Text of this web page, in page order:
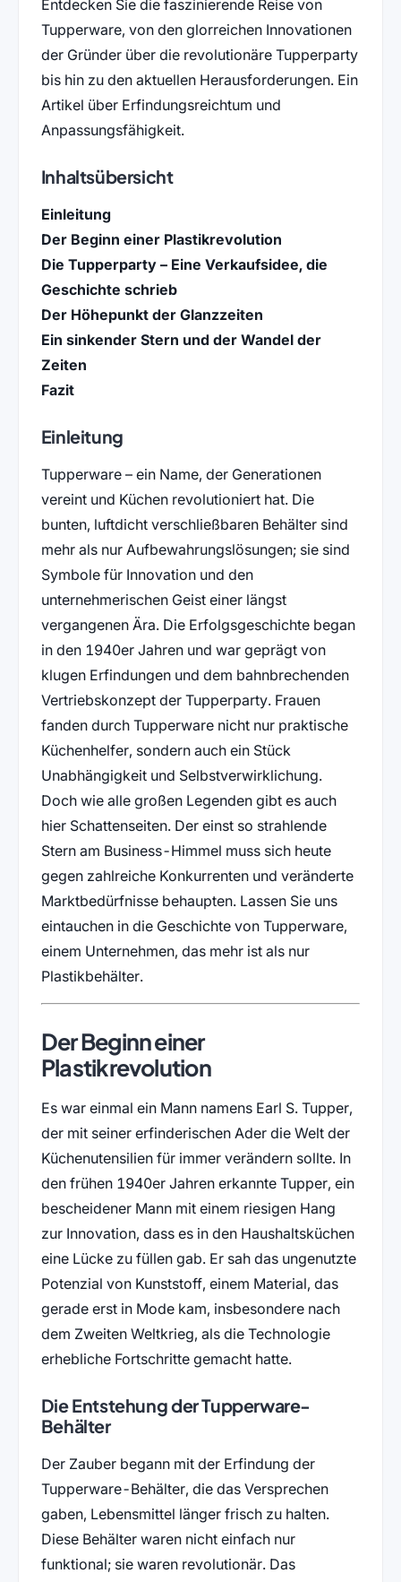
Entdecken Sie die faszinierende Reise von
Tupperware, von den glorreichen Innovationen
der Gründer über die revolutionäre Tupperparty
bis hin zu den aktuellen Herausforderungen. Ein
Artikel über Erfindungsreichtum und
Anpassungsfähigkeit.
Inhaltsübersicht
Einleitung
Der Beginn einer Plastikrevolution
Die Tupperparty – Eine Verkaufsidee, die
Geschichte schrieb
Der Höhepunkt der Glanzzeiten
Ein sinkender Stern und der Wandel der
Zeiten
Fazit
Einleitung
Tupperware – ein Name, der Generationen
vereint und Küchen revolutioniert hat. Die
bunten, luftdicht verschließbaren Behälter sind
mehr als nur Aufbewahrungslösungen; sie sind
Symbole für Innovation und den
unternehmerischen Geist einer längst
vergangenen Ära. Die Erfolgsgeschichte began
in den 1940er Jahren und war geprägt von
klugen Erfindungen und dem bahnbrechenden
Vertriebskonzept der Tupperparty. Frauen
fanden durch Tupperware nicht nur praktische
Küchenhelfer, sondern auch ein Stück
Unabhängigkeit und Selbstverwirklichung.
Doch wie alle großen Legenden gibt es auch
hier Schattenseiten. Der einst so strahlende
Stern am Business-Himmel muss sich heute
gegen zahlreiche Konkurrenten und veränderte
Marktbedürfnisse behaupten. Lassen Sie uns
eintauchen in die Geschichte von Tupperware,
einem Unternehmen, das mehr ist als nur
Plastikbehälter.
Der Beginn einer
Plastikrevolution
Es war einmal ein Mann namens Earl S. Tupper,
der mit seiner erfinderischen Ader die Welt der
Küchenutensilien für immer verändern sollte. In
den frühen 1940er Jahren erkannte Tupper, ein
bescheidener Mann mit einem riesigen Hang
zur Innovation, dass es in den Haushaltsküchen
eine Lücke zu füllen gab. Er sah das ungenutzte
Potenzial von Kunststoff, einem Material, das
gerade erst in Mode kam, insbesondere nach
dem Zweiten Weltkrieg, als die Technologie
erhebliche Fortschritte gemacht hatte.
Die Entstehung der Tupperware-
Behälter
Der Zauber begann mit der Erfindung der
Tupperware-Behälter, die das Versprechen
gaben, Lebensmittel länger frisch zu halten.
Diese Behälter waren nicht einfach nur
funktional; sie waren revolutionär. Das